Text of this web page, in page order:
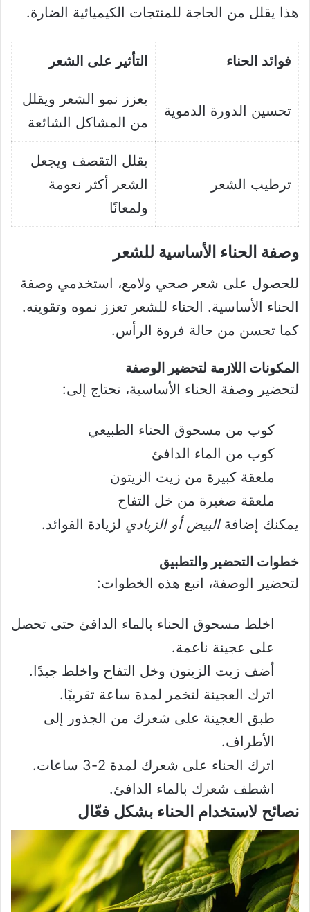
هذا يقلل من الحاجة للمنتجات الكيميائية الضارة.
فوائد الحناء التأثير على الشعر
تحسين الدورة الدموية
يعزز نمو الشعر ويقلل
من المشاكل الشائعة
ترطيب الشعر
يقلل التقصف ويجعل
الشعر أكثر نعومة
ولمعانًا
وصفة الحناء الأساسية للشعر
للحصول على شعر صحي ولامع، استخدمي وصفة
الحناء الأساسية. الحناء للشعر تعزز نموه وتقويته.
كما تحسن من حالة فروة الرأس.
المكونات اللازمة لتحضير الوصفة
لتحضير وصفة الحناء الأساسية، تحتاج إلى:
كوب من مسحوق الحناء الطبيعي
كوب من الماء الدافئ
ملعقة كبيرة من زيت الزيتون
ملعقة صغيرة من خل التفاح
يمكنك إضافةالبيض أو الزبادي لزيادة الفوائد.
خطوات التحضير والتطبيق
لتحضير الوصفة، اتبع هذه الخطوات:
اخلط مسحوق الحناء بالماء الدافئ حتى تحصل
على عجينة ناعمة.
أضف زيت الزيتون وخل التفاح واخلط جيدًا.
اترك العجينة لتخمر لمدة ساعة تقريبًا.
طبق العجينة على شعرك من الجذور إلى
الأطراف.
اترك الحناء على شعرك لمدة 2-3 ساعات.
اشطف شعرك بالماء الدافئ.
نصائح لاستخدام الحناء بشكل فعّال